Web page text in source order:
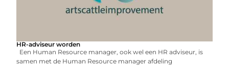
HR-adviseur worden
Een Human Resource manager, ook wel een HR adviseur, is
samen met de Human Resource manager afdeling